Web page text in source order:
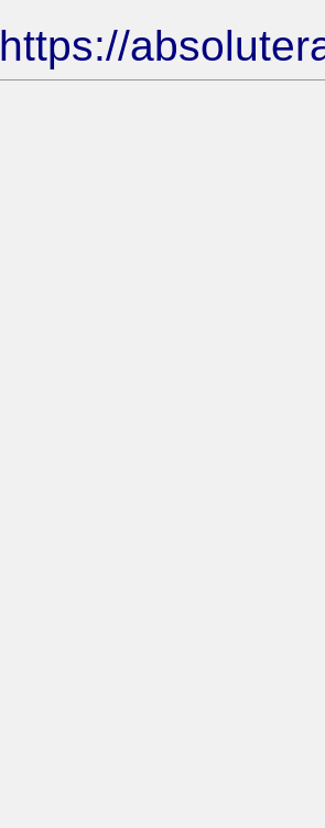
https://